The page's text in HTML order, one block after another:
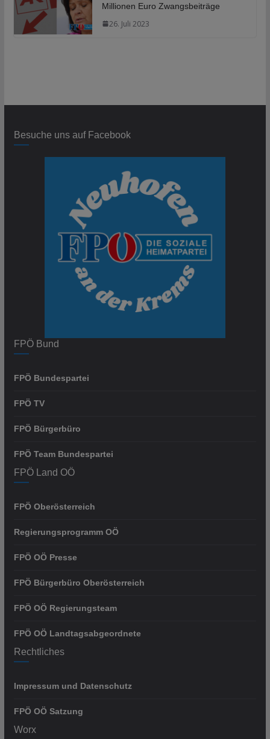
Millionen Euro Zwangsbeiträge
26. Juli 2023
Besuche uns auf Facebook
FPÖ Bund
FPÖ Bundespartei
FPÖ TV
FPÖ Bürgerbüro
FPÖ Team Bundespartei
FPÖ Land OÖ
FPÖ Oberösterreich
Regierungsprogramm OÖ
FPÖ OÖ Presse
FPÖ Bürgerbüro Oberösterreich
FPÖ OÖ Regierungsteam
FPÖ OÖ Landtagsabgeordnete
Rechtliches
Impressum und Datenschutz
FPÖ OÖ Satzung
Worx